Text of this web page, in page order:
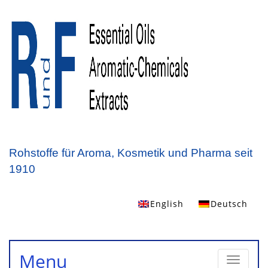
Rohstoffe für Aroma, Kosmetik und Pharma seit
1910
English Deutsch
Toggle